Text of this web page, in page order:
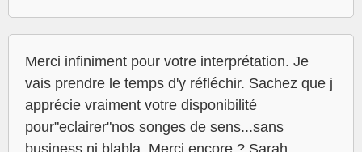
Merci infiniment pour votre interprétation. Je
vais prendre le temps d'y réfléchir. Sachez que j
apprécie vraiment votre disponibilité
pour"eclairer"nos songes de sens...sans